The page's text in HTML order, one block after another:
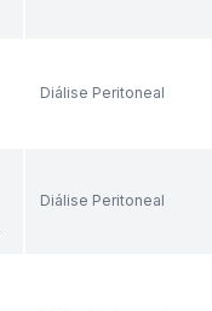
Diálise Peritoneal
Diálise Peritoneal